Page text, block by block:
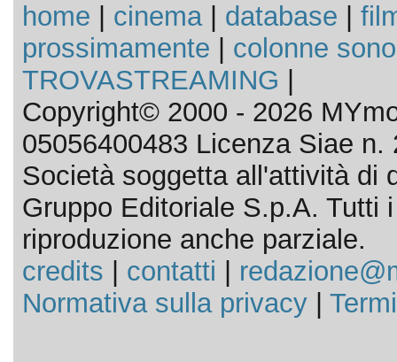
home cinema| database
prossimamente
colonne
TROVASTREAMING
Copyright© 2000 - 2026
05056400483 Licenza Siae n.
Società soggetta all'attività di
Gruppo Editoriale S.p.A. Tutti
riproduzione anche parziale.
credits
contatti
Normativa sulla privacy|